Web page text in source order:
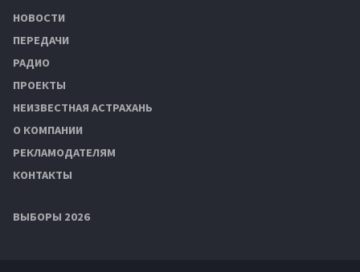
НОВОСТИ
ПЕРЕДАЧИ
РАДИО
ПРОЕКТЫ
НЕИЗВЕСТНАЯ АСТРАХАНЬ
О КОМПАНИИ
РЕКЛАМОДАТЕЛЯМ
КОНТАКТЫ
ВЫБОРЫ 2026